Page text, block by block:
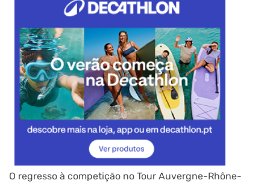
O regresso à competição no Tour Auvergne-Rhône-